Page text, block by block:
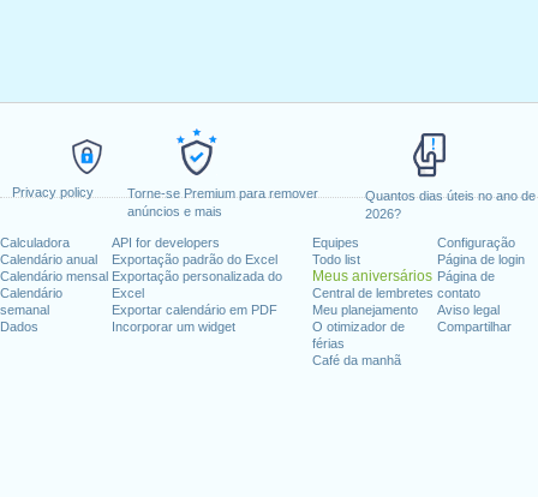
Privacy policy
Torne-se Premium para remover
anúncios e mais
Quantos dias úteis no ano de
2026?
Calculadora
Calendário anual
Calendário mensal
Calendário
semanal
Dados
API for developers
Exportação padrão do Excel
Exportação personalizada do
Excel
Exportar calendário em PDF
Incorporar um widget
Equipes
Todo list
Meus aniversários
Central de lembretes
Meu planejamento
O otimizador de
férias
Café da manhã
Configuração
Página de login
Página de
contato
Aviso legal
Compartilhar